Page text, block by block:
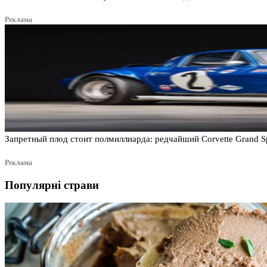
Реклама
Запретный плод стоит полмиллиарда: редчайший Corvette Grand
Реклама
Популярні страви